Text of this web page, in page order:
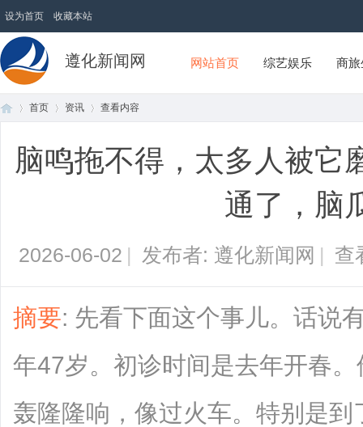
设为首页 收藏本站
遵化新闻网 网站首页 综艺娱乐 商
首页 资讯 查看内容
脑鸣拖不得，太多人被它
通了，脑
2026-06-02 | 发布者: 遵化新闻网 | 查
摘要: 先看下面这个事儿。话说
年47岁。初诊时间是去年开春
轰隆隆响，像过火车。特别是